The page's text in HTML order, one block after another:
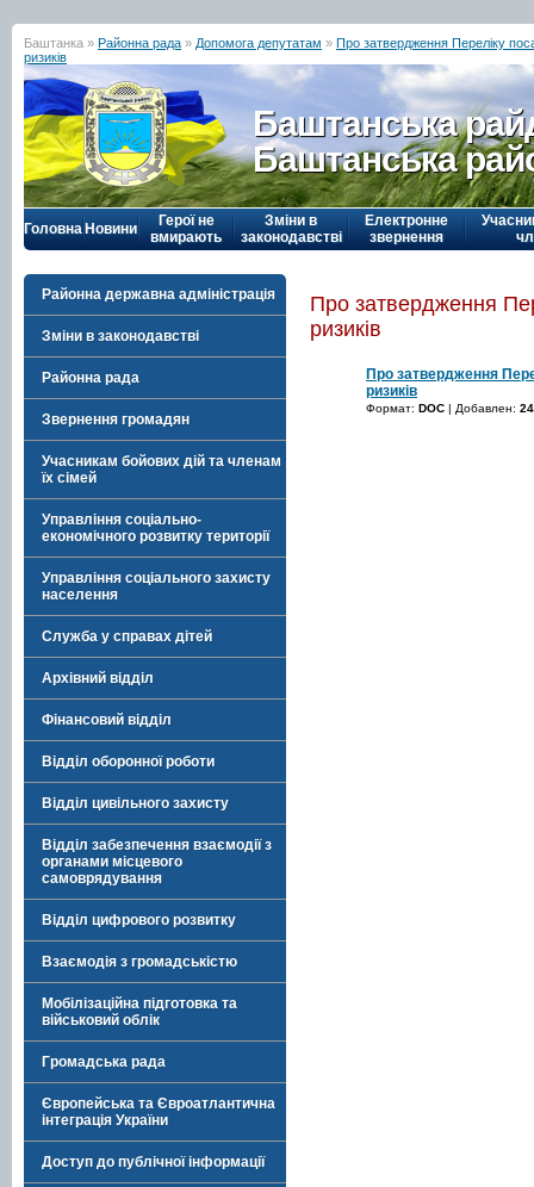
Баштанка » Районна рада » Допомога депутатам » Про затвердження Переліку
ризиків
Баштанська
Баштанська
Головна Новини
Герої не
вмирають
Зміни в
законодавстві
Електронне
звернення
Районна державна адміністрація
Зміни в законодавстві
Районна рада
Звернення громадян
Учасникам бойових дій та членам
їх сімей
Управління соціально-
економічного розвитку території
Управління соціального захисту
населення
Служба у справах дітей
Архівний відділ
Фінансовий відділ
Відділ оборонної роботи
Відділ цивільного захисту
Відділ забезпечення взаємодії з
органами місцевого
самоврядування
Відділ цифрового розвитку
Взаємодія з громадськістю
Мобілізаційна підготовка та
військовий облік
Громадська рада
Європейська та Євроатлантична
інтеграція України
Доступ до публічної інформації
Про затвердження
ризиків
Про затвердження
ризиків
Формат: DOC | Добавлен: